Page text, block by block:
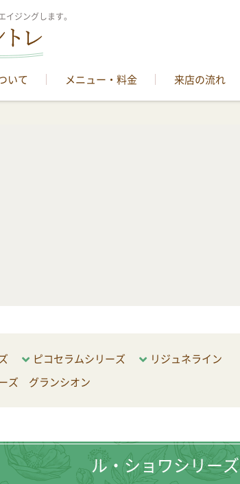
ジングします。
いて メニュー・料金 来店の流れ
ピコセラムシリーズ
リジュネライン
ズ グランシオン
ル・ショワシリーズ